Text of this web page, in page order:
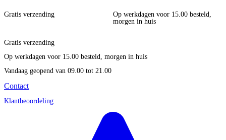
Gratis verzending
Op werkdagen voor 15.00 besteld,
morgen in huis
Gratis verzending
Op werkdagen voor 15.00 besteld, morgen in huis
Vandaag geopend van 09.00 tot 21.00
Contact
Klantbeoordeling